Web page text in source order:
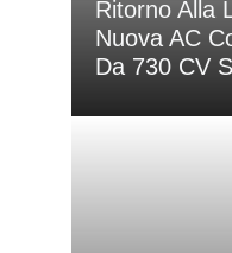
Ritorno Alla
Nuova AC
Da 730 CV